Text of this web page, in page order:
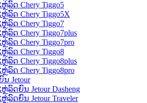
ຫຼ່ລົດ Chery Tiggo5
ຫຼ່ລົດ Chery Tiggo5X
ຫຼ່ລົດ Chery Tiggo7
ລົດ Chery Tiggo7plus
ຫຼ່ລົດ Chery Tiggo7pro
ຫຼ່ລົດ Chery Tiggo8
ລົດ Chery Tiggo8plus
ຫຼ່ລົດ Chery Tiggo8pro
Jetour
ລົດຍົນ Jetour Dasheng
ຫຼ່ລົດຍົນ Jetour Traveler